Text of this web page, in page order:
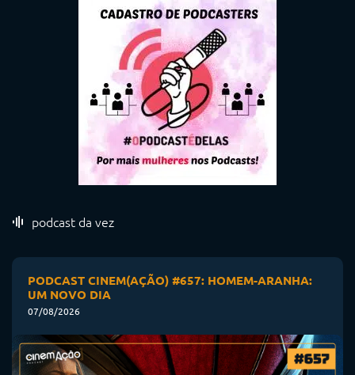
podcast da vez
PODCAST CINEM(AÇÃO) #657: HOMEM-ARANHA:
UM NOVO DIA
07/08/2026